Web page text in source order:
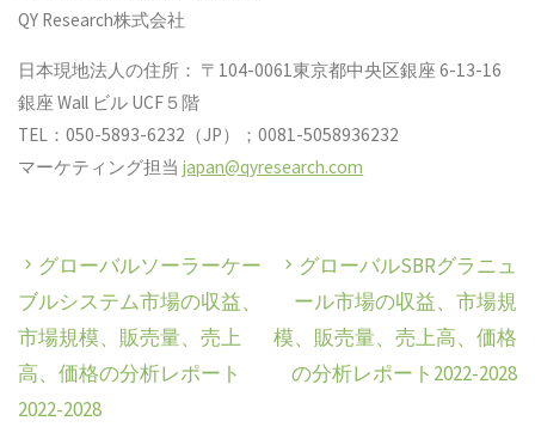
QY Research株式会社
日本現地法人の住所： 〒104-0061東京都中央区銀座 6-13-16
銀座 Wall ビル UCF５階
TEL：050-5893-6232（JP）；0081-5058936232
マーケティング担当japan@qyresearch.com
グローバルソーラーケー
ブルシステム市場の収益、
市場規模、販売量、売上
高、価格の分析レポート
2022-2028
グローバルSBRグラニュ
ール市場の収益、市場規
模、販売量、売上高、価格
の分析レポート2022-2028